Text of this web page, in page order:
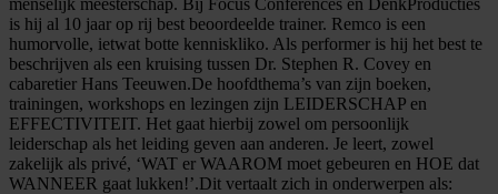
is hij al 10 jaar op rij best beoordeelde trainer. Remco is een
humorvolle, ietwat botte kenniskliko. Als performer is hij het best te
beschrijven als een kruising tussen Dr. Stephen R. Covey en
cabaretier Hans Teeuwen.De hoofdthema’s van zijn boeken,
trainingen, workshops en lezingen zijn LEIDERSCHAP en
EFFECTIVITEIT. Het gaat hierbij zowel om persoonlijk
leiderschap als het leiding geven aan anderen. Je leert, zowel
zakelijk als privé, ‘WAT er WAAROM moet gebeuren en HOE dat
WANNEER gaat lukken!’.Dit vertaalt zich in onderwerpen als: